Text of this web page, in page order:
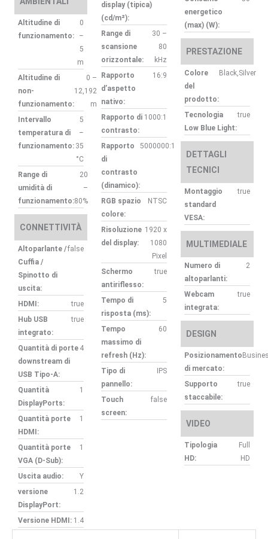
Altitudine di
funzionamento:
0
–
5
m
Altitudine di
non-
funzionamento:
0 –
12,192
m
Intervallo
temperatura di
funzionamento:
5
–
35
°C
Range di
umidità di
funzionamento:
20
–
80%
CONNETTIVITÀ
Altoparlante /
Cuffia /
Spinotto di
uscita:
false
HDMI:
true
Hub USB
integrato:
true
Quantità di porte
downstream di
USB Tipo-A:
4
Quantità
DisplayPorts:
1
Quantità porte
HDMI:
1
Quantità porte
VGA (D-Sub):
1
Uscita audio:
Y
versione
DisplayPort:
1.2
Versione HDMI: 1.4
display (tipica)
(cd/m²):
Range di
scansione
orizzontale:
30 –
80
kHz
Rapporto
d’aspetto
nativo:
16:9
Rapporto di
contrasto:
1000:1
Rapporto
di
contrasto
(dinamico):
5000000:1
RGB spazio
colore:
NTSC
Risoluzione
del display:
1920 x
1080
Pixel
Schermo
antiriflesso:
true
Tempo di
risposta (ms):
5
Tempo
massimo di
refresh (Hz):
60
Tipo di
pannello:
IPS
Touch
screen:
false
energetico
(max) (W):
PRESTAZIONE
Colore
del
prodotto:
Black,Silver
Tecnologia
Low Blue Light:
true
DETTAGLI
TECNICI
Montaggio
standard
VESA:
true
MULTIMEDIALE
Numero di
altoparlanti:
2
Webcam
integrata:
true
DESIGN
Posizionamento
di mercato:
Supporto
staccabile:
true
VIDEO
Tipologia
HD:
Full
HD